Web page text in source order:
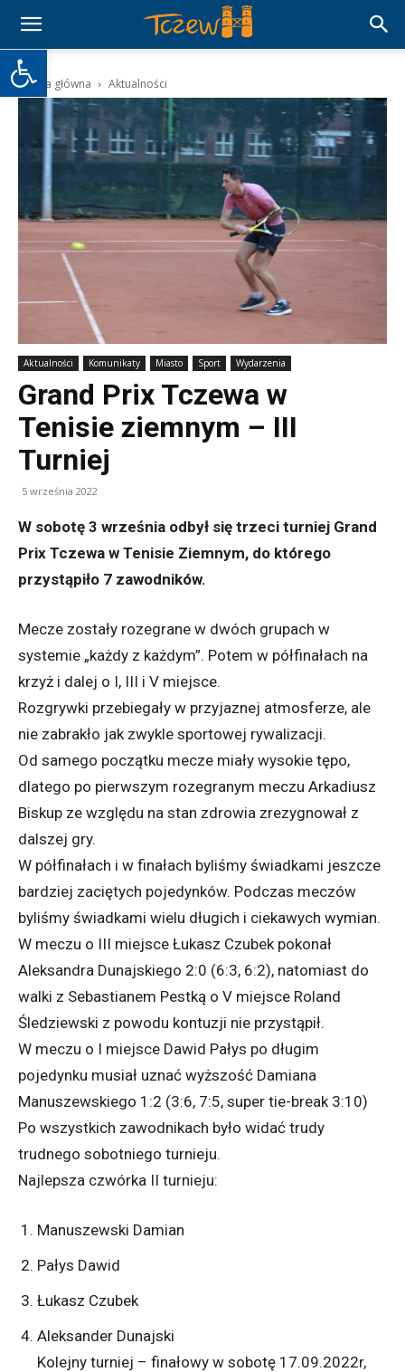
Otwórz pasek narzędzi
Strona główna Aktualności
Aktualności Komunikaty Miasto Sport Wydarzenia
Grand Prix Tczewa w
Tenisie ziemnym – III
Turniej
5 września 2022
W sobotę 3 września odbył się trzeci turniej Grand
Prix Tczewa w Tenisie Ziemnym, do którego
przystąpiło 7 zawodników.
Mecze zostały rozegrane w dwóch grupach w
systemie „każdy z każdym”. Potem w półfinałach na
krzyż i dalej o I, III i V miejsce.
Rozgrywki przebiegały w przyjaznej atmosferze, ale
nie zabrakło jak zwykle sportowej rywalizacji.
Od samego początku mecze miały wysokie tępo,
dlatego po pierwszym rozegranym meczu Arkadiusz
Biskup ze względu na stan zdrowia zrezygnował z
dalszej gry.
W półfinałach i w finałach byliśmy świadkami jeszcze
bardziej zaciętych pojedynków. Podczas meczów
byliśmy świadkami wielu długich i ciekawych wymian.
W meczu o III miejsce Łukasz Czubek pokonał
Aleksandra Dunajskiego 2:0 (6:3, 6:2), natomiast do
walki z Sebastianem Pestką o V miejsce Roland
Śledziewski z powodu kontuzji nie przystąpił.
W meczu o I miejsce Dawid Pałys po długim
pojedynku musiał uznać wyższość Damiana
Manuszewskiego 1:2 (3:6, 7:5, super tie-break 3:10)
Po wszystkich zawodnikach było widać trudy
trudnego sobotniego turnieju.
Najlepsza czwórka II turnieju:
Manuszewski Damian
Pałys Dawid
Łukasz Czubek
Aleksander Dunajski
Kolejny turniej – finałowy w sobotę 17.09.2022r,